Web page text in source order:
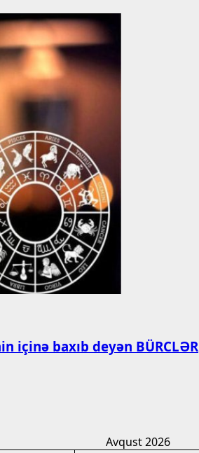
içinə baxıb deyən BÜRCLƏR
Avqust 2026